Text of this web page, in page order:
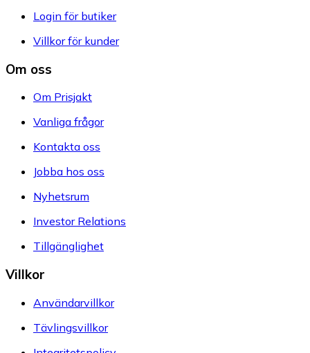
Login för butiker
Villkor för kunder
Om oss
Om Prisjakt
Vanliga frågor
Kontakta oss
Jobba hos oss
Nyhetsrum
Investor Relations
Tillgänglighet
Villkor
Användarvillkor
Tävlingsvillkor